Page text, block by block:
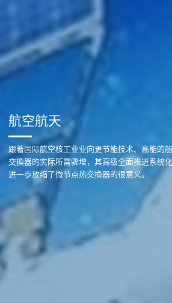
航空航天
跟着国际航空核工业业向更节能技术、高能的
交換器的实际所需骤增，其高级全面推进系统
进一歩放缩了微节点热交換器的很意义。